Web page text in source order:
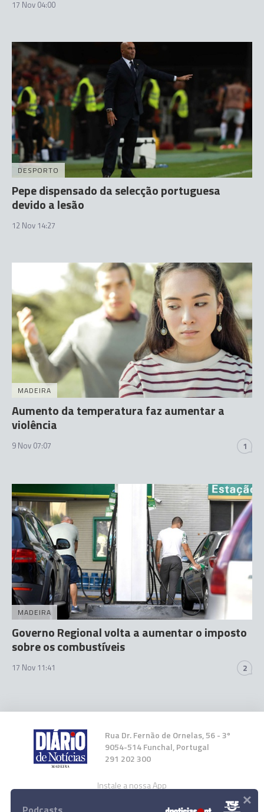
17 Nov 04:00
DESPORTO
Pepe dispensado da selecção portuguesa
devido a lesão
12 Nov 14:27
MADEIRA
Aumento da temperatura faz aumentar a
violência
9 Nov 07:07 1
MADEIRA
Governo Regional volta a aumentar o imposto
sobre os combustíveis
17 Nov 11:41 2
Rua Dr. Fernão de Ornelas, 56 - 3º
9054-514 Funchal, Portugal
291 202 300
Instale a nossa App ×